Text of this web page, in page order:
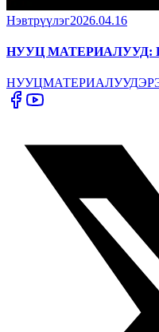
Нэвтрүүлэг2026.04.16
НУУЦ
НУУЦМАТЕРИАЛУУД